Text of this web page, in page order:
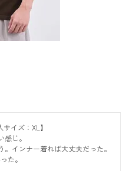
イズ：XL】
じ。
インナー着れば大丈夫だった。
た。